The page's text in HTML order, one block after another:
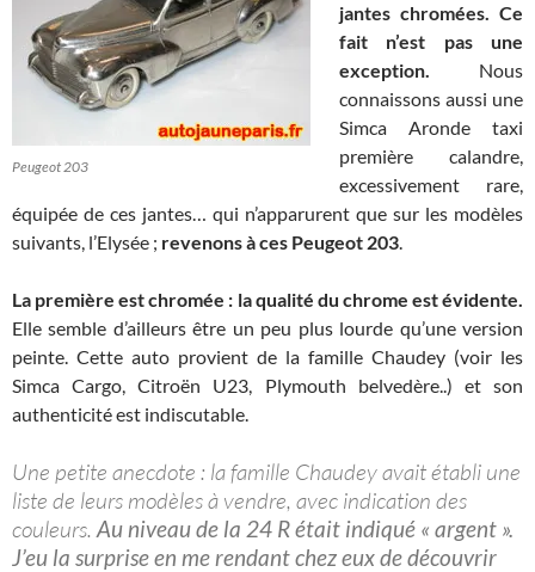
Peugeot 203
jantes chromées. Ce
fait n’est pas une
exception. Nous
connaissons aussi une
Simca Aronde taxi
première calandre,
excessivement rare,
équipée de ces jantes… qui n’apparurent que sur les modèles
suivants, l’Elysée ; revenons à ces Peugeot 203.
La première est chromée : la qualité du chrome est évidente.
Elle semble d’ailleurs être un peu plus lourde qu’une version
peinte. Cette auto provient de la famille Chaudey (voir les
Simca Cargo, Citroën U23, Plymouth belvedère..) et son
authenticité est indiscutable.
Une petite anecdote : la famille Chaudey avait établi une
liste de leurs modèles à vendre, avec indication des
couleurs.Au niveau de la 24 R était indiqué « argent ».
J’eu la surprise en me rendant chez eux de découvrir